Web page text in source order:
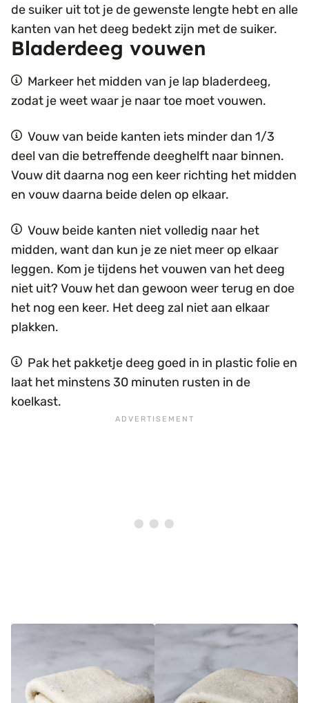
de suiker uit tot je de gewenste lengte hebt en alle
kanten van het deeg bedekt zijn met de suiker.
Bladerdeeg vouwen
Markeer het midden van je lap bladerdeeg,
zodat je weet waar je naar toe moet vouwen.
Vouw van beide kanten iets minder dan 1/3
deel van die betreffende deeghelft naar binnen.
Vouw dit daarna nog een keer richting het midden
en vouw daarna beide delen op elkaar.
Vouw beide kanten niet volledig naar het
midden, want dan kun je ze niet meer op elkaar
leggen. Kom je tijdens het vouwen van het deeg
niet uit? Vouw het dan gewoon weer terug en doe
het nog een keer. Het deeg zal niet aan elkaar
plakken.
Pak het pakketje deeg goed in in plastic folie en
laat het minstens 30 minuten rusten in de
koelkast.